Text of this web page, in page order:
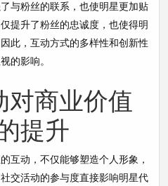
与粉丝的联系，也使明星更加贴
提升了粉丝的忠诚度，也使得明
此，互动方式的多样性和创新性
的影响。
商业价值
提升
互动，不仅能够塑造个人形象，
交活动的参与度直接影响明星代